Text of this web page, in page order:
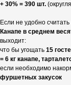
+ 30% = 390 шт.
Если не удобно
Канапе в среднем
выходит:
что бы угощать 15
= 6 кг канапе,
если необходимо
фуршетных закусок